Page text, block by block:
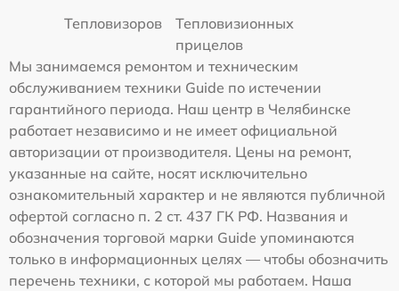
Тепловизоров
Тепловизионных
прицелов
Мы занимаемся ремонтом и техническим
обслуживанием техники Guide по истечении
гарантийного периода. Наш центр в Челябинске
работает независимо и не имеет официальной
авторизации от производителя. Цены на ремонт,
указанные на сайте, носят исключительно
ознакомительный характер и не являются публичной
офертой согласно п. 2 ст. 437 ГК РФ. Названия и
обозначения торговой марки Guide упоминаются
только в информационных целях — чтобы обозначить
перечень техники, с которой мы работаем. Наша